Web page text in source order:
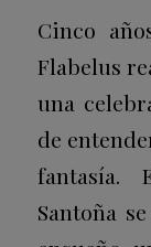
Cinco
Flabelus
una
de
fantasía.
Santoña